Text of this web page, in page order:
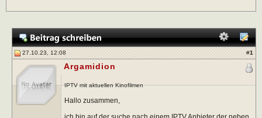
27.10.23, 12:08 #1
Argamidion
IPTV mit aktuellen Kinofilmen
Hallo zusammen,